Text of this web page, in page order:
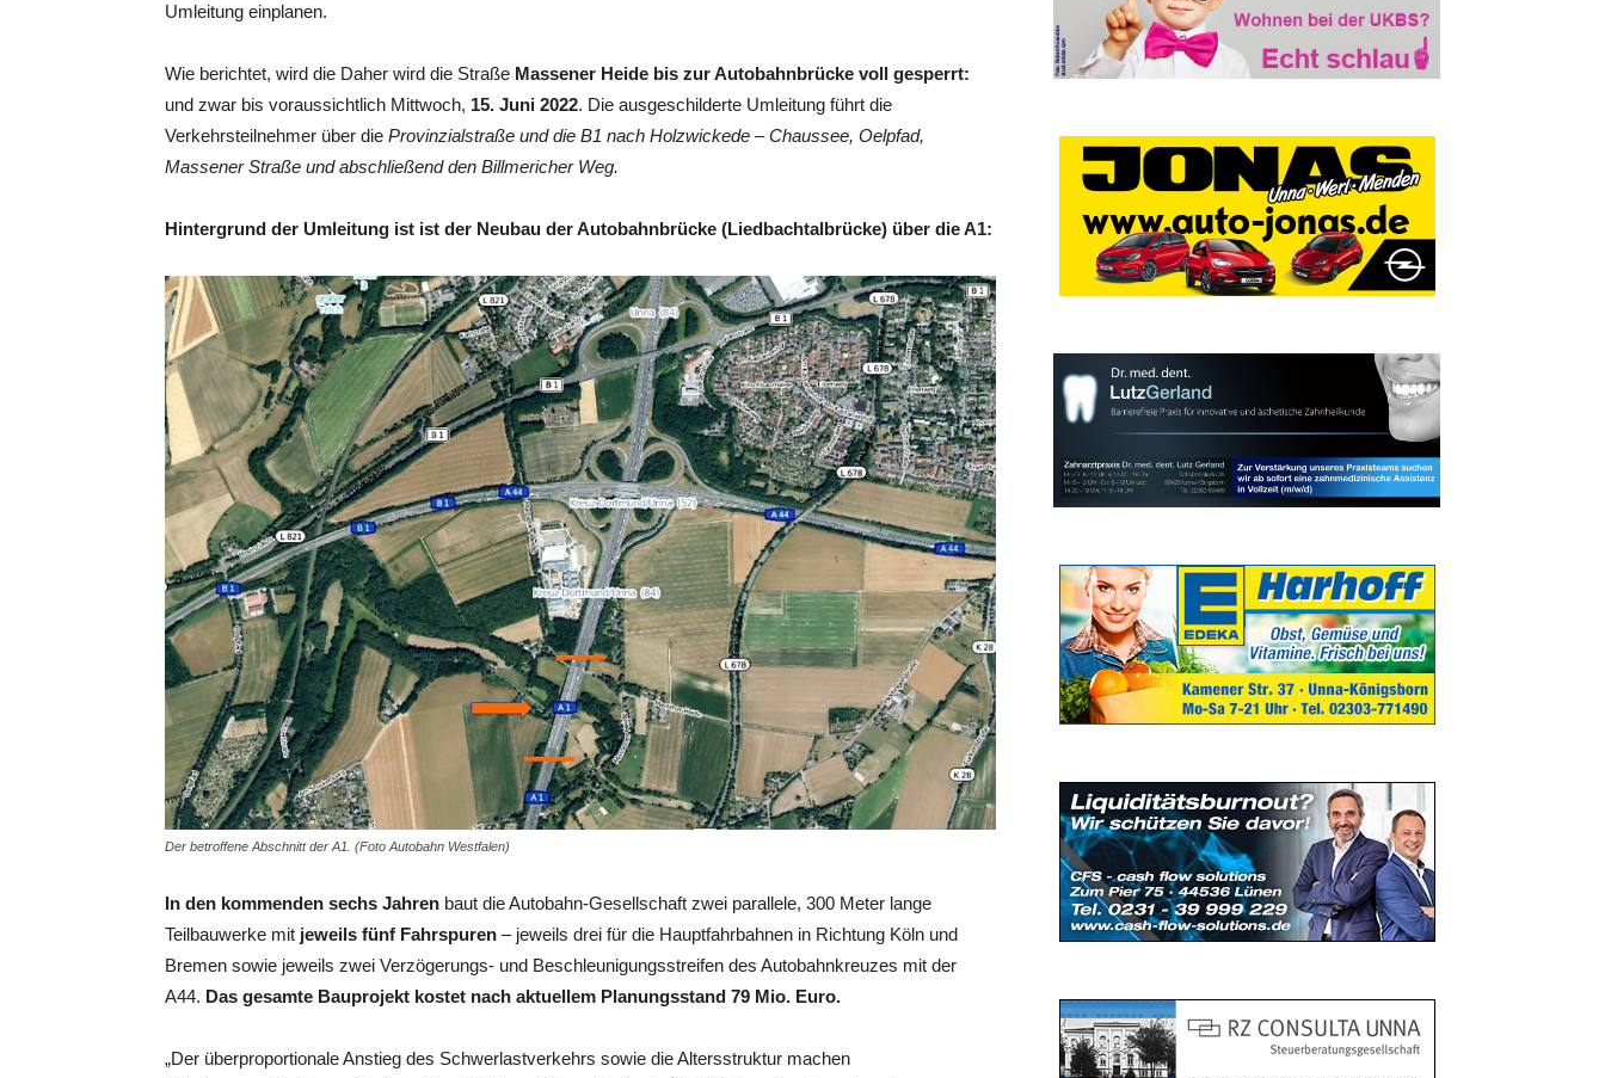
Umleitung einplanen.
Wie berichtet, wird die Daher wird die Straße Massener Heide bis zur Autobahnbrücke voll gesperrt:
und zwar bis voraussichtlich Mittwoch, 15. Juni 2022. Die ausgeschilderte Umleitung führt die
Verkehrsteilnehmer über die Provinzialstraße und die B1 nach Holzwickede – Chaussee, Oelpfad,
Massener Straße und abschließend den Billmericher Weg.
Hintergrund der Umleitung ist ist der Neubau der Autobahnbrücke (Liedbachtalbrücke) über die A1:
Der betroffene Abschnitt der A1. (Foto Autobahn Westfalen)
In den kommenden sechs Jahren baut die Autobahn-Gesellschaft zwei parallele, 300 Meter lange
Teilbauwerke mit jeweils fünf Fahrspuren – jeweils drei für die Hauptfahrbahnen in Richtung Köln und
Bremen sowie jeweils zwei Verzögerungs- und Beschleunigungsstreifen des Autobahnkreuzes mit der
A44. Das gesamte Bauprojekt kostet nach aktuellem Planungsstand 79 Mio. Euro.
„Der überproportionale Anstieg des Schwerlastverkehrs sowie die Altersstruktur machen